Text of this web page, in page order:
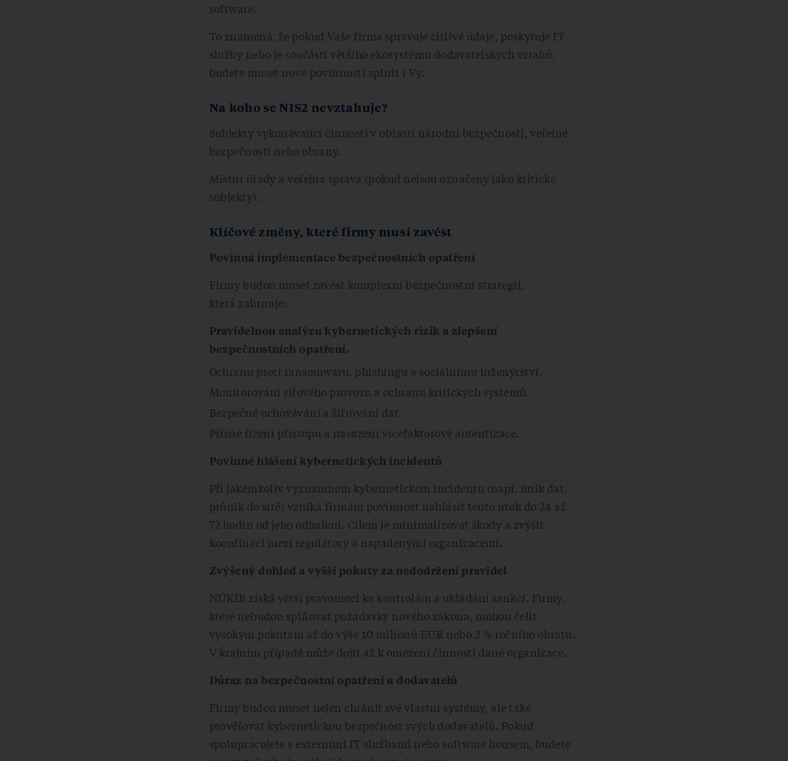
software.
To znamená, že pokud Vaše firma spravuje citlivé údaje, poskytuje IT
služby nebo je součástí většího ekosystému dodavatelských vztahů,
budete muset nové povinnosti splnit i Vy.
Na koho se NIS2 nevztahuje?
Subjekty vykonávající činnosti v oblasti národní bezpečnosti, veřejné
bezpečnosti nebo obrany.
Místní úřady a veřejná správa (pokud nejsou označeny jako kritické
subjekty).
Klíčové změny, které firmy musí zavést
Povinná implementace bezpečnostních opatření
Firmy budou muset zavést komplexní bezpečnostní strategii,
která zahrnuje:
Pravidelnou analýzu kybernetických rizik a zlepšení
bezpečnostních opatření.
Ochranu proti ransomwaru, phishingu a sociálnímu inženýrství.
Monitorování síťového provozu a ochranu kritických systémů.
Bezpečné uchovávání a šifrování dat.
Přísné řízení přístupu a nasazení vícefaktorové autentizace.
Povinné hlášení kybernetických incidentů
Při jakémkoliv významném kybernetickém incidentu (např. únik dat,
průnik do sítě) vzniká firmám povinnost nahlásit tento útok do 24 až
72 hodin od jeho odhalení. Cílem je minimalizovat škody a zvýšit
koordinaci mezi regulátory a napadenými organizacemi.
Zvýšený dohled a vyšší pokuty za nedodržení pravidel
NÚKIB získá větší pravomoci ke kontrolám a ukládání sankcí. Firmy,
které nebudou splňovat požadavky nového zákona, mohou čelit
vysokým pokutám až do výše 10 milionů EUR nebo 2 % ročního obratu.
V krajním případě může dojít až k omezení činnosti dané organizace.
Důraz na bezpečnostní opatření u dodavatelů
Firmy budou muset nejen chránit své vlastní systémy, ale také
prověřovat kybernetickou bezpečnost svých dodavatelů. Pokud
spolupracujete s externími IT službami nebo software housem, budete